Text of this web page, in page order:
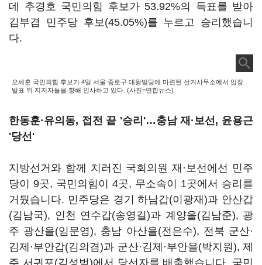
데 추경호 국민의힘 후보가 53.92%의 득표를 받아
김부겸 민주당 후보(45.05%)를 누르고 승리했습니
다.
오세훈 국민의힘 후보가 4일 서울 종로구 대왕빌딩에 마련된 선거사무소에서 입장
발표 뒤 지지자들을 향해 인사하고 있다. (사진=연합뉴스)
한동훈·유의동, 접전 끝 '승리'…충남 재·보선, 윤용근
'당선'
지방선거와 함께 치러진 국회의원 재·보선에선 민주
당이 9곳, 국민의힘이 4곳, 무소속이 1곳에서 승리를
거뒀습니다. 민주당은 경기 하남갑(이광재)과 안산갑
(김남국), 인천 연수갑(송영길)과 계양을(김남준), 광
주 광산을(임문영), 충남 아산을(전은수), 전북 군산·
김제·부안갑(김의겸)과 군산·김제·부안을(박지원), 제
주 서귀포(김성범)에서 당선자를 배출했습니다. 국민